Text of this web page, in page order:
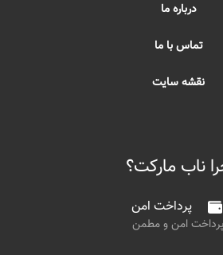
درباره ما
تماس با ما
نقشه سایت
ناب مارکت؟
پرداخت امن
پرداخت امن و مطمن